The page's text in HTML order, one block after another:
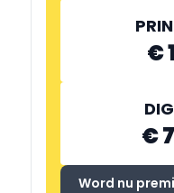
€
€
Word nu